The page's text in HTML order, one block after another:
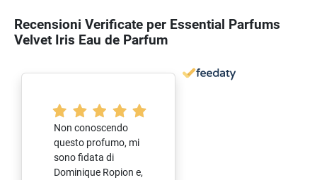
Recensioni Verificate per Essential Parfums
Velvet Iris Eau de Parfum
Non conoscendo
questo profumo, mi
sono fidata di
Dominique Ropion e,